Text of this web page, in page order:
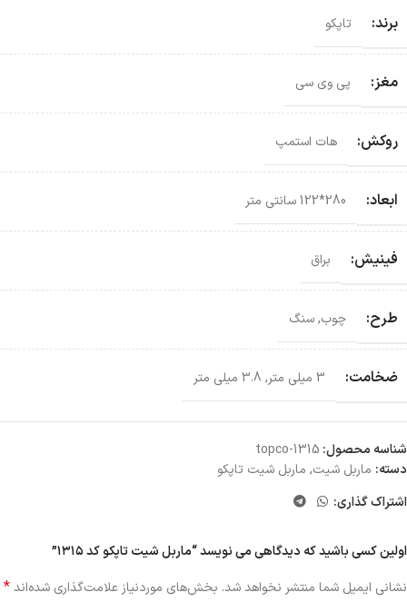
برند: تاپکو
مغز: پی وی سی
روکش: هات استمپ
ابعاد: 280*122 سانتی‌ متر
فینیش: براق
طرح: چوب,سنگ
ضخامت: 3 میلی متر , 3.8 میلی متر
شناسه محصول: topco-1315
دسته: ماربل شیت, ماربل شیت تاپکو
اشتراک گذاری:
اولین کسی باشید که دیدگاهی می نویسد “ماربل شیت تاپکو کد ۱۳۱۵”
نشانی ایمیل شما منتشر نخواهد شد. بخش‌های موردنیاز علامت‌گذاری شده‌اند*